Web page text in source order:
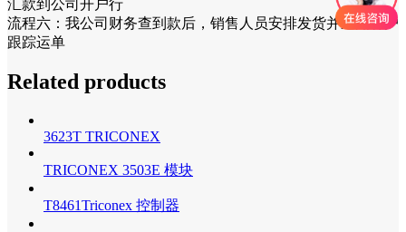
汇款到公司开户行
流程六：我公司财务查到款后，销售人员安排发货并通知客户
跟踪运单
Related products
3623T TRICONEX
TRICONEX 3503E 模块
T8461Triconex 控制器